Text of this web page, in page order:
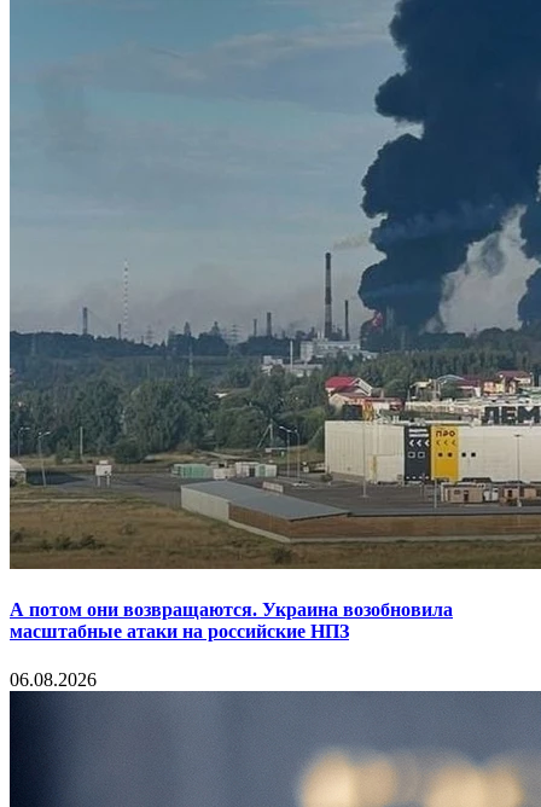
А потом они возвращаются. Украина возобновила
масштабные атаки на российские НПЗ
06.08.2026